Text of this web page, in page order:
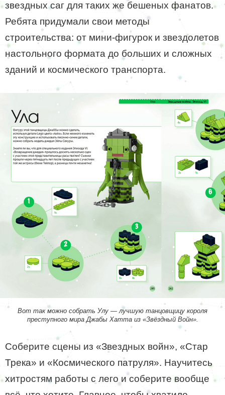
звездных саг для таких же бешеных фанатов.
Ребята придумали свои методы
строительства: от мини-фигурок и звездолетов
настольного формата до больших и сложных
зданий и космического транспорта.
Вот так можно собрать Улу — лучшую танцовщицу короля
преступного мира Джабы Хатта из «Звёздный Войн».
Соберите сцены из «Звездных войн», «Стар
Трека» и «Космического патруля». Научитесь
хитростям работы с лего и соберите вообще